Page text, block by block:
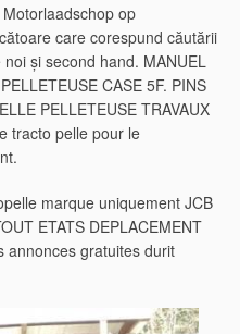
op
care corespund căutării
și second hand. MANUEL
CASE 5F. PINS
PELLETEUSE TRAVAUX
tracto pelle pour le
marque uniquement JCB
ETATS DEPLACEMENT
annonces gratuites durit